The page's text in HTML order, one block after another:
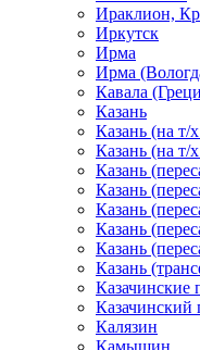
Ираклион,
Иркутск
Ирма
Ирма
Кавала
Казань
Казань (на
Казань (на
Казань
Казань
Казань
Казань
Казань
Казань
Казачинские
Казачинский
Калязин
Камышин